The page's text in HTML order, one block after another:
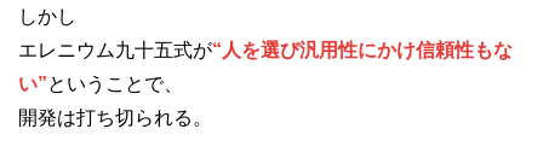
しかし
エレニウム九十五式が“人を選び汎用性にかけ信頼性もな
い”ということで、
開発は打ち切られる。